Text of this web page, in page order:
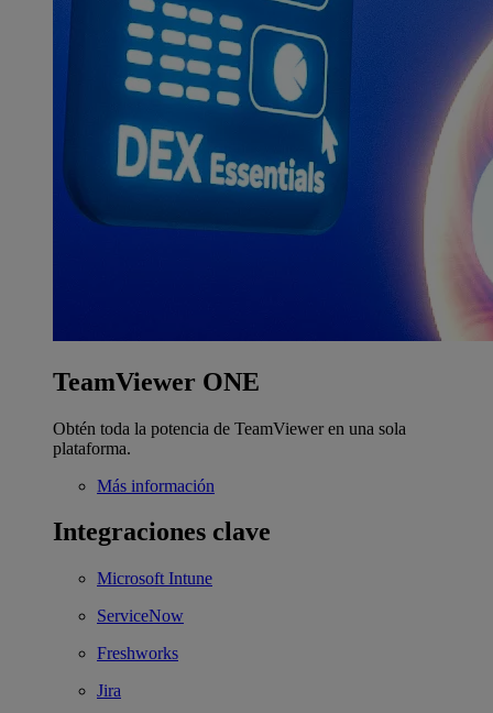
TeamViewer ONE
Obtén toda la potencia de TeamViewer en una sola
plataforma.
Más información
Integraciones clave
Microsoft Intune
ServiceNow
Freshworks
Jira